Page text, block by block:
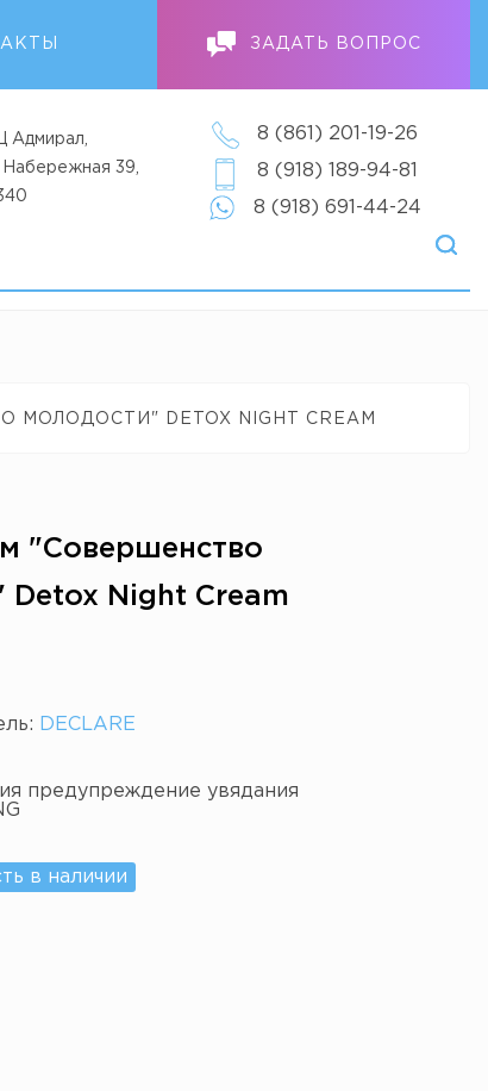
ЗАДАТЬ ВОПРОС
Адмирал,
Набережная 39,
8 (861) 201-19-26
8 (918) 189-94-81
8 (918) 691-44-24
DETOX NIGHT CREAM
"Совершенство
Detox Night Cream
DECLARE
предупреждение увядания
в наличии